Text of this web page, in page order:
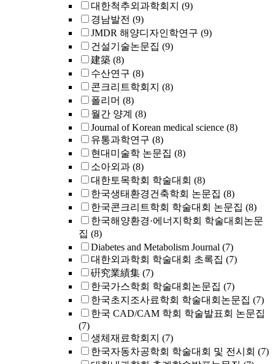
대한척추외과학회지 (9)
경남발전 (9)
JMDR 해양디자인학연구 (9)
건설기술논문집 (9)
建築 (8)
수산연구 (8)
콘크리트학회지 (8)
폴리머 (8)
월간 양계 (8)
Journal of Korean medical science (8)
유통과학연구 (8)
현대미술학 논문집 (8)
소아외과 (8)
대한토목학회 학술대회 (8)
한국생태환경건축학회 논문집 (8)
한국콘크리트학회 학술대회 논문집 (8)
한국해양환경·에너지학회 학술대회논문
집 (8)
Diabetes and Metabolism Journal (7)
대한외과학회 학술대회 초록집 (7)
硏究業績集 (7)
한국가스학회 학술대회논문집 (7)
한국초지조사료학회 학술대회논문집 (7)
한국 CAD/CAM 학회 학술발표회 논문집
(7)
생체재료학회지 (7)
한국자동차공학회 학술대회 및 전시회 (7)